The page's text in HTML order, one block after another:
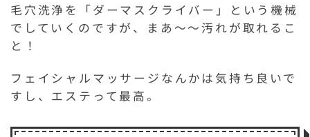
毛穴洗浄を「ダーマスクライバー」という機械
でしていくのですが、まあ～～汚れが取れるこ
と！
フェイシャルマッサージなんかは気持ち良いで
すし、エステって最高。